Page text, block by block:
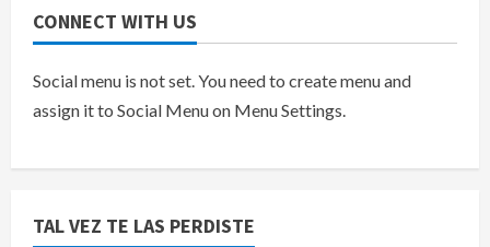
CONNECT WITH US
Social menu is not set. You need to create menu and
assign it to Social Menu on Menu Settings.
TAL VEZ TE LAS PERDISTE